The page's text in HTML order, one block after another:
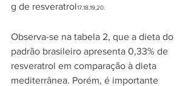
g de resveratrol17,18,19,20.
Observa-se na tabela 2, que a dieta do
padrão brasileiro apresenta 0,33% de
resveratrol em comparação à dieta
mediterrânea. Porém, é importante